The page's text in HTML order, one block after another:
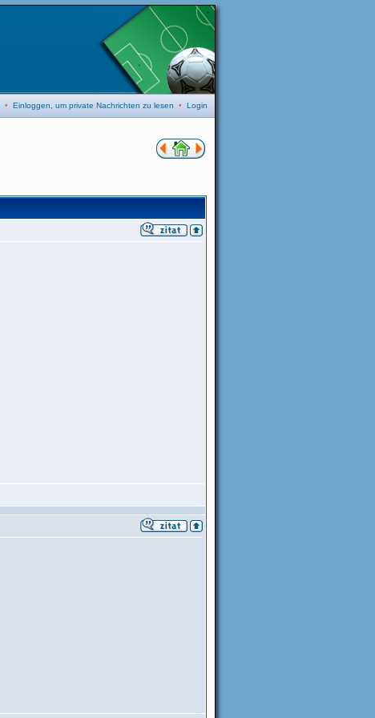
• Einloggen, um private Nachrichten zu lesen • Login